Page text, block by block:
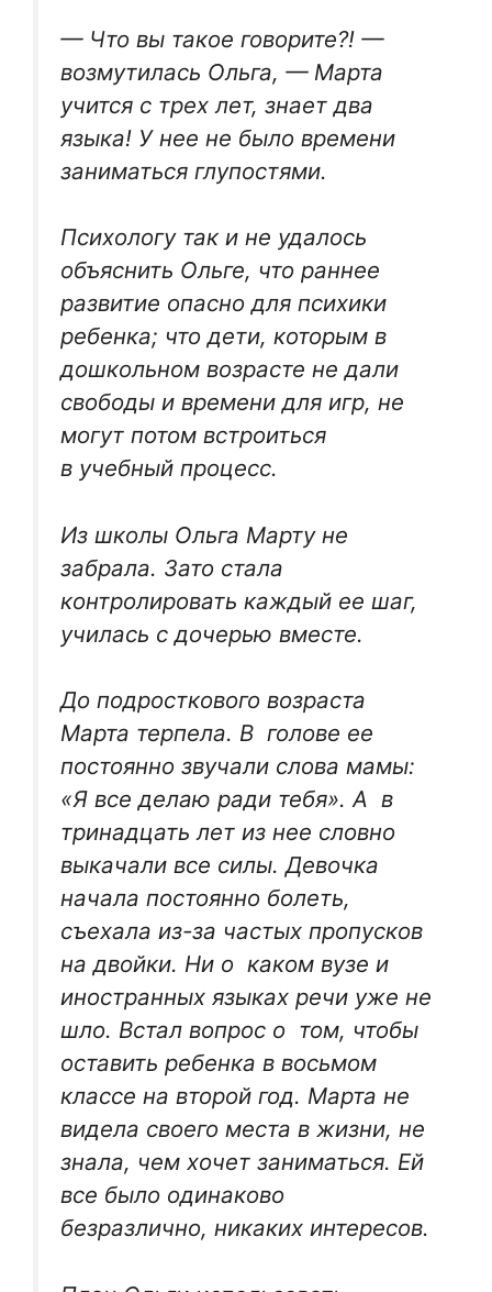
— Что вы такое говорите?! —
возмутилась Ольга, — Марта
учится с трех лет, знает два
языка! У нее не было времени
заниматься глупостями.
Психологу так и не удалось
объяснить Ольге, что раннее
развитие опасно для психики
ребенка; что дети, которым в
дошкольном возрасте не дали
свободы и времени для игр, не
могут потом встроиться
в учебный процесс.
Из школы Ольга Марту не
забрала. Зато стала
контролировать каждый ее шаг,
училась с дочерью вместе.
До подросткового возраста
Марта терпела. В голове ее
постоянно звучали слова мамы:
«Я все делаю ради тебя». А в
тринадцать лет из нее словно
выкачали все силы. Девочка
начала постоянно болеть,
съехала из-за частых пропусков
на двойки. Ни о каком вузе и
иностранных языках речи уже не
шло. Встал вопрос о том, чтобы
оставить ребенка в восьмом
классе на второй год. Марта не
видела своего места в жизни, не
знала, чем хочет заниматься. Ей
все было одинаково
безразлично, никаких интересов.